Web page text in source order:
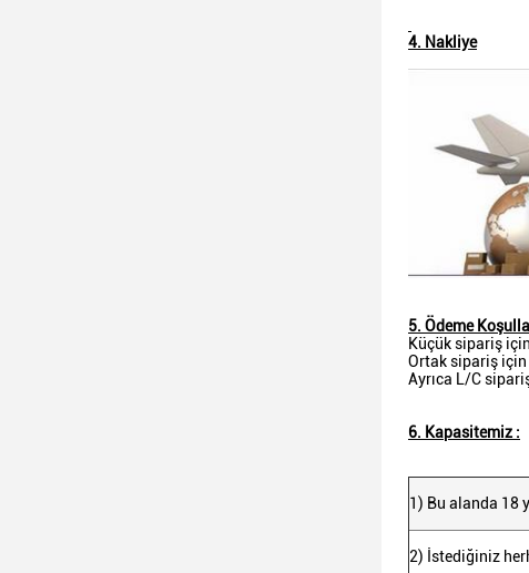
4. Nakliye
5. Ödeme
Küçük sipariş
Ortak sipariş için
Ayrıca L/C
6. Kapasitemiz :
1) Bu alanda 18
2) İstediğiniz